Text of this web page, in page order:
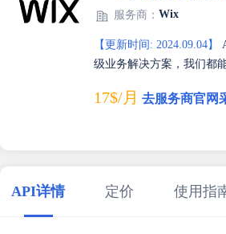
服务商： Wix
【更新时间: 2024.09.04】
级业务解决方案，我们都
17$/月 去服务商官网
API详情 定价 使用指